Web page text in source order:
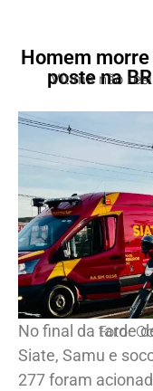
Homem
poste na
Vítima não
Foto:
No final da tarde
Siate, Samu e
277 foram